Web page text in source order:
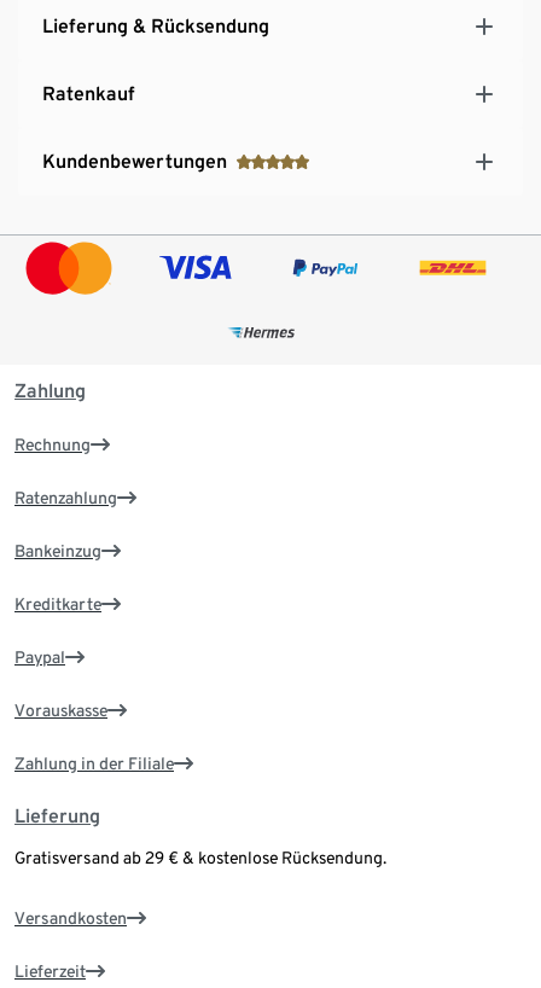
Lieferung & Rücksendung
Ratenkauf
Kundenbewertungen
Zahlung
Rechnung
Ratenzahlung
Bankeinzug
Kreditkarte
Paypal
Vorauskasse
Zahlung in der Filiale
Lieferung
Gratisversand ab 29 € & kostenlose Rücksendung.
Versandkosten
Lieferzeit